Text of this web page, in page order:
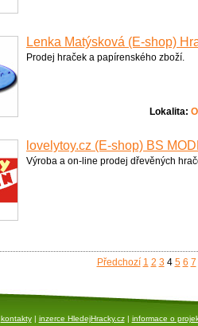
Lenka Matýsková (E-shop)
Prodej hraček a papírenského zboží.
Lokalita:
lovelytoy.cz (E-shop) BS
Výroba a on-line prodej dřevěných
Předchozí 1 2 3 4 5 6 7
kontakty| inzerce HledejHracky.cz| informace o